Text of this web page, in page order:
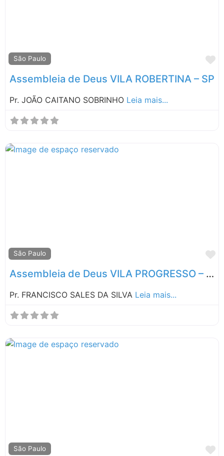
São Paulo
Assembleia de Deus VILA ROBERTINA – SP
Pr. JOÃO CAITANO SOBRINHO Leia mais...
São Paulo
Assembleia de Deus VILA PROGRESSO – SP
Pr. FRANCISCO SALES DA SILVA Leia mais...
São Paulo